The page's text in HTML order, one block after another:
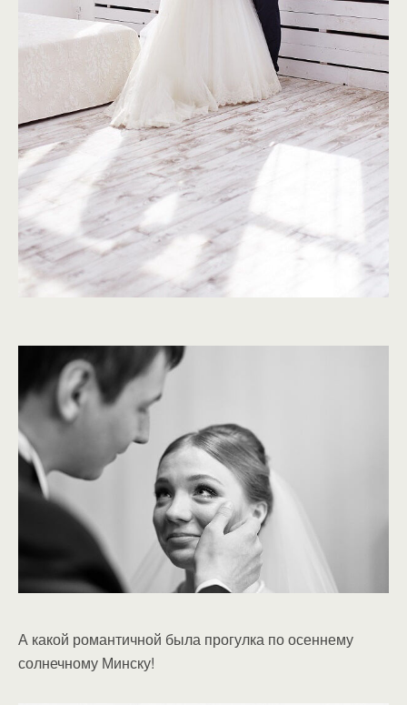
А какой романтичной была прогулка по осеннему
солнечному Минску!